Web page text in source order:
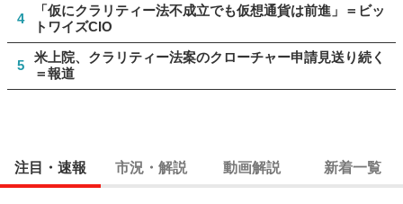
4
「仮にクラリティー法不成立でも仮想通貨は前進」＝ビッ
トワイズCIO
5
米上院、クラリティー法案のクローチャー申請見送り続く
＝報道
注目・速報 市況・解説 動画解説 新着一覧